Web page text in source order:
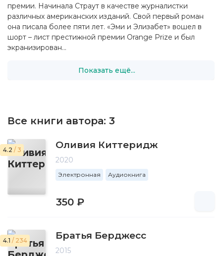
премии. Начинала Страут в качестве журналистки
различных американских изданий. Свой первый роман
она писала более пяти лет. «Эми и Элизабет» вошел в
шорт – лист престижной премии Orange Prize и был
экранизирован...
Показать ещё...
Все книги автора: 3
4.2 / 3 Оливия Киттеридж
2020
Электронная Аудиокнига
350 ₽
4.1 / 234 Братья Берджесс
2015